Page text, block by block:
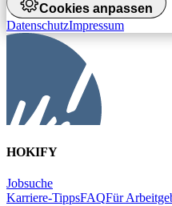
Cookies anpassen
DatenschutzImpressum
HOKIFY
Jobsuche
Karriere-TippsFAQFür